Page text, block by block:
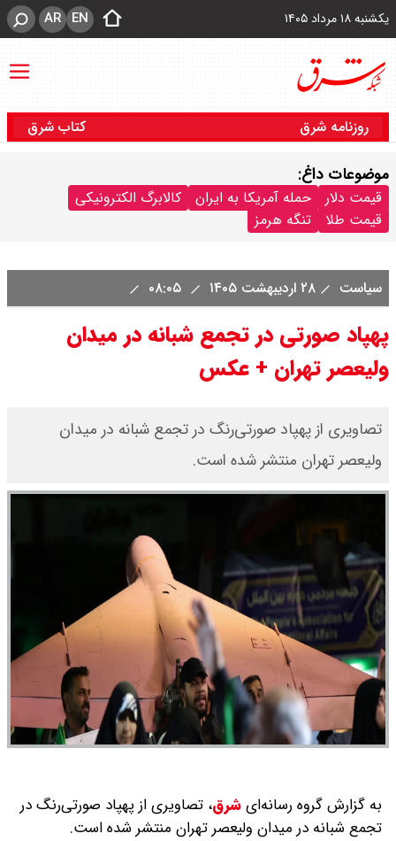
یکشنبه ۱۸ مرداد ۱۴۰۵ EN
AR
روزنامه شرق کتاب شرق
موضوعات داغ:
قیمت دلار حمله آمریکا به ایران
کالابرگ الکترونیکی
قیمت طلا
تنگه هرمز
سیاست ۲۸ اردیبهشت ۱۴۰۵
پهپاد صورتی‌ در تجمع شبانه در میدان
ولیعصر تهران + عکس
تصاویری از پهپاد صورتی‌رنگ در تجمع شبانه در میدان
ولیعصر تهران منتشر شده است.
به گزارش گروه رسانه‌ایشرق، تصاویری از پهپاد صورتی‌رنگ در
تجمع شبانه در میدان ولیعصر تهران منتشر شده است.